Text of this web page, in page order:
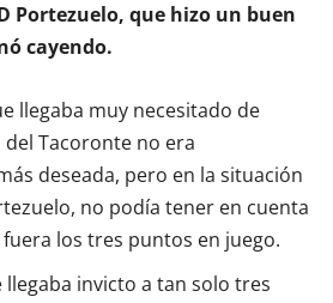
Portezuelo, que hizo un buen
cayendo.
llegaba muy necesitado de
Tacoronte no era
deseada, pero en la situación
no podía tener en cuenta
los tres puntos en juego.
llegaba invicto a tan solo tres